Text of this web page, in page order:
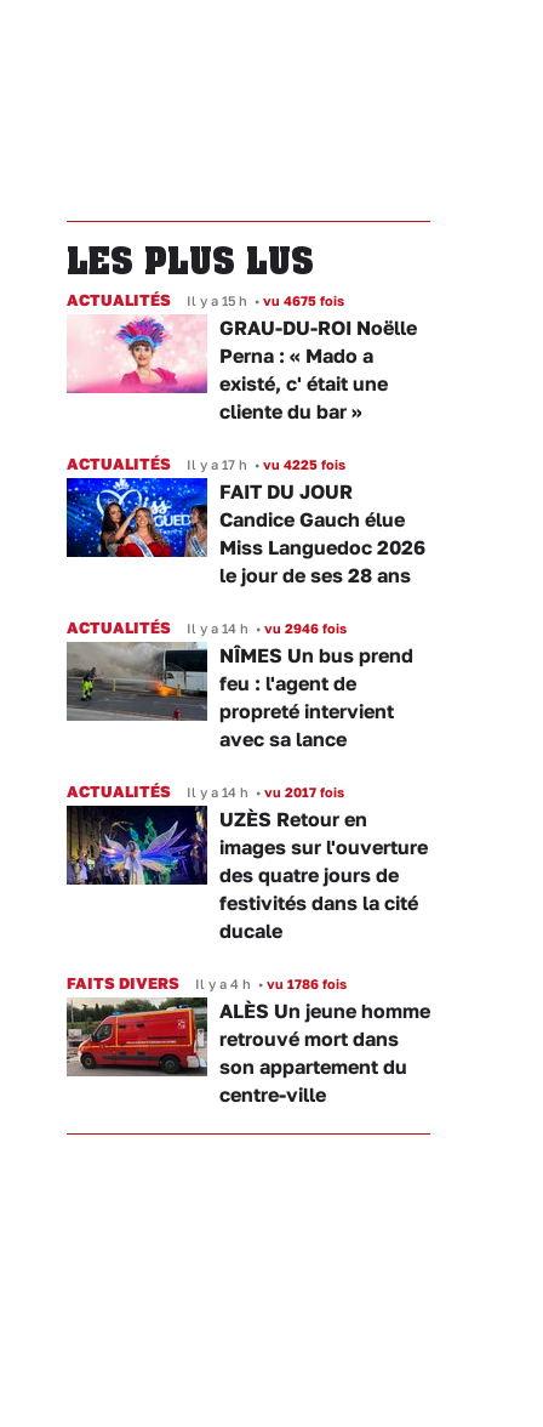
LES PLUS LUS
ACTUALITÉS Il y a 15 h • vu 4675 fois
GRAU-DU-ROI Noëlle
Perna : « Mado a
existé, c' était une
cliente du bar »
ACTUALITÉS Il y a 17 h • vu 4225 fois
FAIT DU JOUR
Candice Gauch élue
Miss Languedoc 2026
le jour de ses 28 ans
ACTUALITÉS Il y a 14 h • vu 2946 fois
NÎMES Un bus prend
feu : l'agent de
propreté intervient
avec sa lance
ACTUALITÉS Il y a 14 h • vu 2017 fois
UZÈS Retour en
images sur l'ouverture
des quatre jours de
festivités dans la cité
ducale
FAITS DIVERS Il y a 4 h • vu 1786 fois
ALÈS Un jeune homme
retrouvé mort dans
son appartement du
centre-ville